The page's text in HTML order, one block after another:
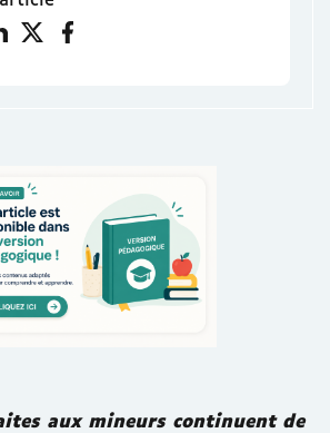
aux mineurs continuent de